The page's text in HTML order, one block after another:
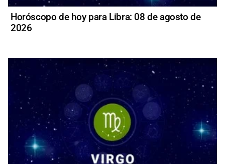
Horóscopo de hoy para Libra: 08 de agosto de
2026